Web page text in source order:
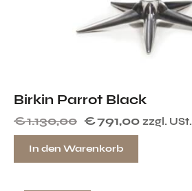
Birkin Parrot Black
€1.130,00 €791,00 zzgl. USt.
In den Warenkorb